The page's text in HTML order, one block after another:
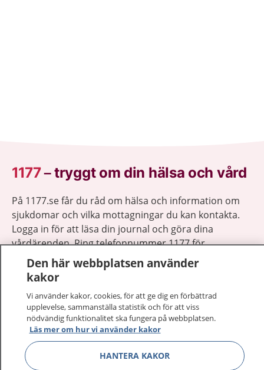
1177–tryggt om din hälsa och vård
På 1177.se får du råd om hälsa och information om
sjukdomar och vilka mottagningar du kan kontakta.
Logga in för att läsa din journal och göra dina
vårdärenden. Ring telefonnummer 1177 för
sjukvårdsrådgivning dygnet runt.
1177 ger dig råd när du vill må bättre.
1177 på flera språk Visa
Den här webbplatsen använder
kakor
Vi använder kakor, cookies, för att ge dig en förbättrad
upplevelse, sammanställa statistik och för att viss
nödvändig funktionalitet ska fungera på webbplatsen.
Läs mer om hur vi använder kakor
HANTERA KAKOR